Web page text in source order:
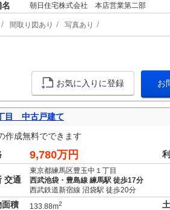
名 朝日住宅株式会社 本店営業第二部
間取り図あり 写真あり
お気に入りに登録 お
目 中古戸建て
作成無料でできます
9,780万円
交通
東京都練馬区豊玉中１丁目
西武池袋・豊島線 練馬駅 徒歩17分
西武鉄道新宿線 沼袋駅 徒歩20分
面積 133.88m2